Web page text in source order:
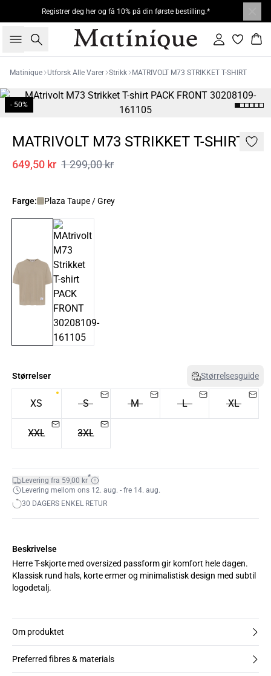
Registrer deg her og få 10% på din første bestilling.*
Søk Logg inn
Matinique Utforsk Alle Varer Strikk MATRIVOLT M73 STRIKKET T-SHIRT
- 50%
MATRIVOLT M73 STRIKKET T-SHIRT
649,50 kr 1 299,00 kr
Farge: Plaza Taupe / Grey
Størrelser Størrelsesguide
XS S M L XL
XXL 3XL
Levering fra 59,00 kr*
Levering mellom ons 12. aug. - fre 14. aug.
30 DAGERS ENKEL RETUR
Beskrivelse
Herre T-skjorte med oversized passform gir komfort hele dagen.
Klassisk rund hals, korte ermer og minimalistisk design med subtil
logodetalj.
Om produktet
Preferred fibres & materials